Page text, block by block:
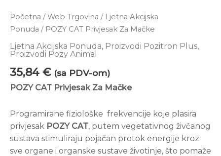
Početna /Web Trgovina / Ljetna Akcijska
Ponuda / POZY CAT Privjesak Za Mačke
Ljetna Akcijska Ponuda, Proizvodi Pozitron Plus,
Proizvodi Pozy Animal
35,84 € (sa PDV-om)
POZY CAT Privjesak Za Mačke
Programirane fiziološke frekvencije koje plasira
privjesak POZY CAT, putem vegetativnog živčanog
sustava stimuliraju pojačan protok energije kroz
sve organe i organske sustave životinje, što pomaže